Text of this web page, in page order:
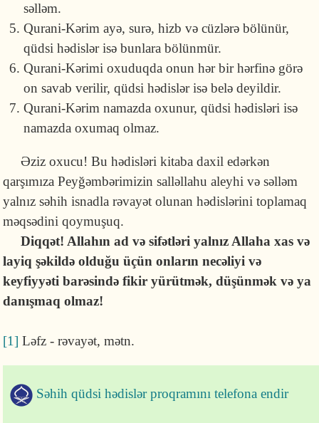
səlləm.
Qurani-Kərim ayə, surə, hizb və cüzlərə bölünür,
qüdsi hədislər isə bunlara bölünmür.
Qurani-Kərimi oxuduqda onun hər bir hərfinə görə
on savab verilir, qüdsi hədislər isə belə deyildir.
Qurani-Kərim namazda oxunur, qüdsi hədisləri isə
na­mazda oxumaq olmaz.
Əziz oxucu! Bu hədisləri kitaba daxil edərkən
qarşımıza Peyğəmbəri­mizin salləllahu aleyhi və səlləm
yalnız səhih isnadla rəvayət olunan hədis­lərini toplamaq
məqsədini qoymuşuq.
Diqqət! Allahın ad və sifətləri yalnız Allaha xas və
layiq şəkildə olduğu üçün onların necəliyi və
keyfiyyəti barəsində fikir yürütmək, düşünmək və ya
danışmaq olmaz!
[1] Ləfz - rəvayət, mətn.
Səhih qüdsi hədislər proqramını telefona endir